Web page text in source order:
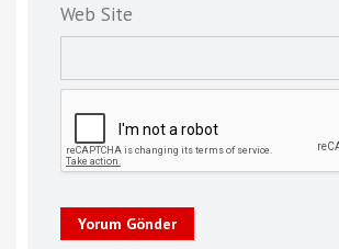
Web Site
Yorum Gönder